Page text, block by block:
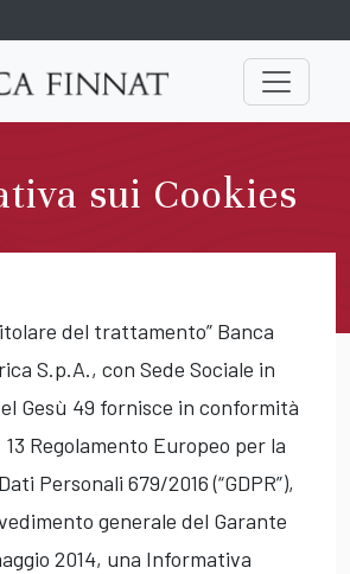
sui Cookies
del trattamento” Banca
S.p.A., con Sede Sociale in
Gesù 49 fornisce in conformità
13 Regolamento Europeo per la
Personali 679/2016 (“GDPR”),
generale del Garante
2014, una Informativa